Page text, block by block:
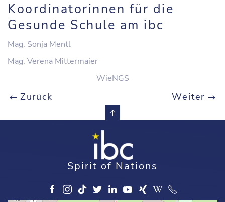
Koordinatorinnen für die
Gesunde Schule am ibc
Mag. Sonja Mentl
Mag. Verena Mittermaier
WieNGS
Zurück Weiter
Spirit of Nations